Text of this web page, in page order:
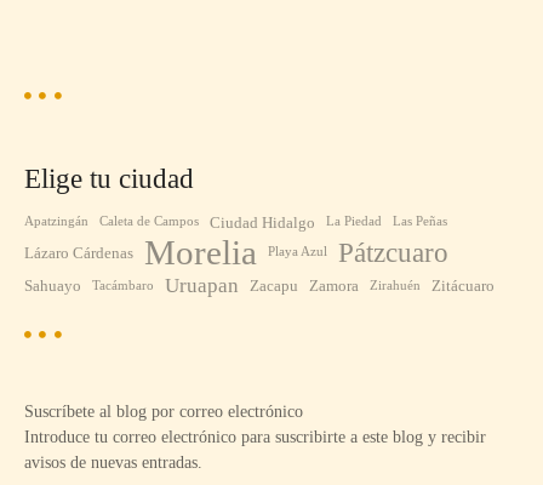
Elige tu ciudad
Apatzingán Caleta de Campos Ciudad Hidalgo La Piedad Las Peñas
Lázaro Cárdenas Morelia Playa Azul Pátzcuaro
Sahuayo Tacámbaro Uruapan Zacapu Zamora Zirahuén Zitácuaro
Suscríbete al blog por correo electrónico
Introduce tu correo electrónico para suscribirte a este blog y recibir
avisos de nuevas entradas.